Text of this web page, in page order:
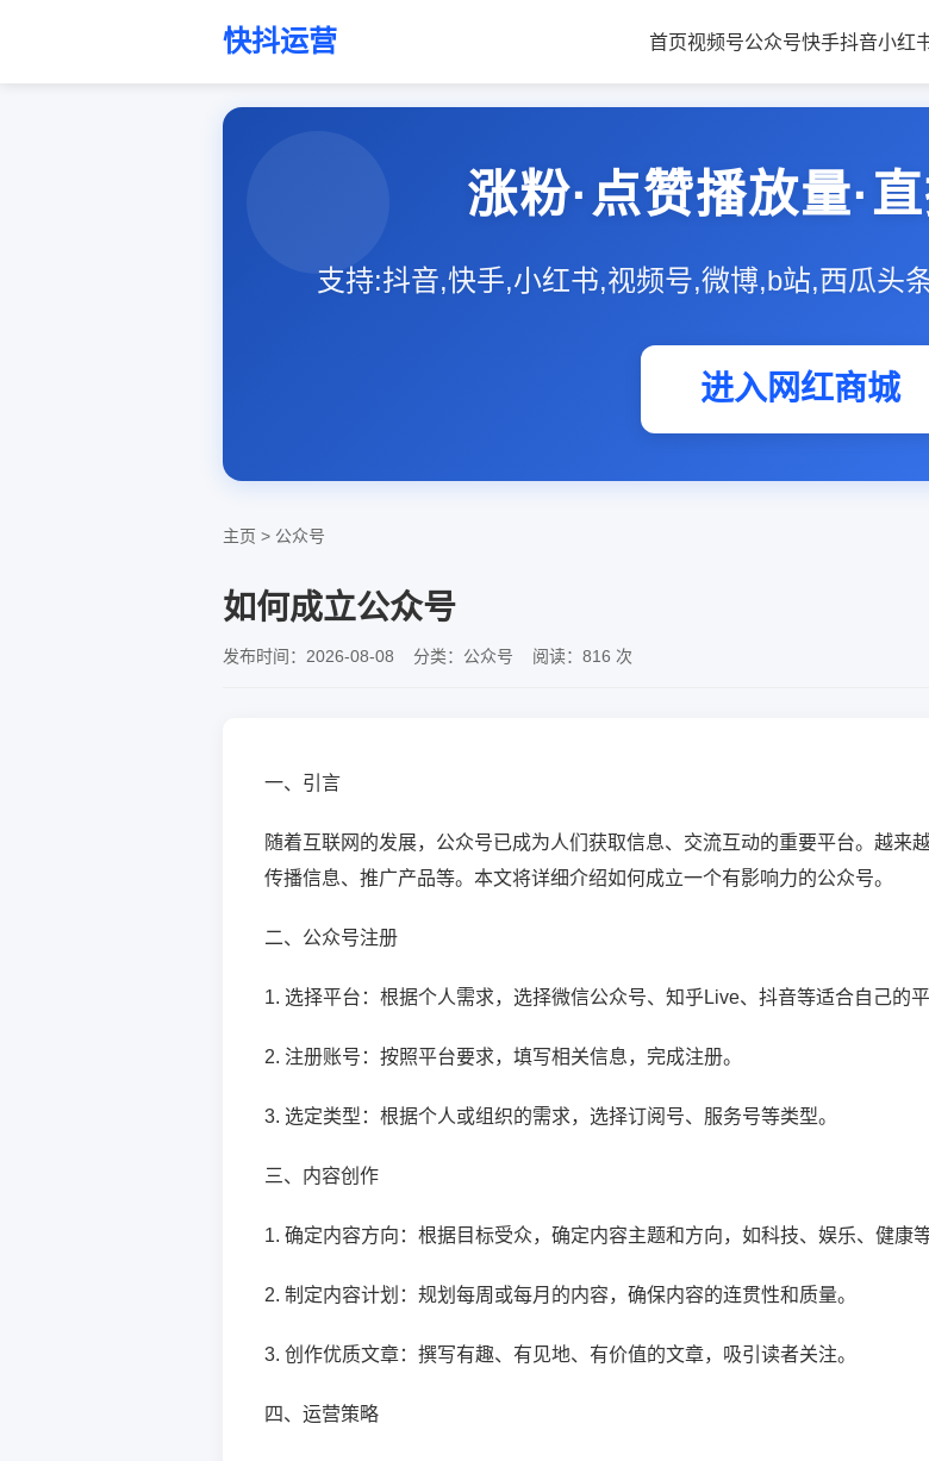
快抖运营 首页视频号公众号快手抖音小红
涨粉·点赞播放量·
支持:抖音,快手,小红书,视频号,微博,b站,西瓜头
进入网红商城
主页 > 公众号
如何成立公众号
发布时间：2026-08-08 分类：公众号 阅读：816 次
一、引言
随着互联网的发展，公众号已成为人们获取信息、交流互动的重要平台。越来
传播信息、推广产品等。本文将详细介绍如何成立一个有影响力的公众号。
二、公众号注册
1. 选择平台：根据个人需求，选择微信公众号、知乎Live、抖音等适合自己的平
2. 注册账号：按照平台要求，填写相关信息，完成注册。
3. 选定类型：根据个人或组织的需求，选择订阅号、服务号等类型。
三、内容创作
1. 确定内容方向：根据目标受众，确定内容主题和方向，如科技、娱乐、健康等
2. 制定内容计划：规划每周或每月的内容，确保内容的连贯性和质量。
3. 创作优质文章：撰写有趣、有见地、有价值的文章，吸引读者关注。
四、运营策略